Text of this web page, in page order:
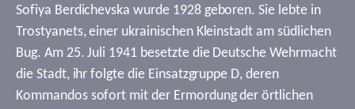
Sofiya Berdichevska wurde 1928 geboren. Sie lebte in
Trostyanets, einer ukrainischen Kleinstadt am südlichen
Bug. Am 25. Juli 1941 besetzte die Deutsche Wehrmacht
die Stadt, ihr folgte die Einsatzgruppe D, deren
Kommandos sofort mit der Ermordung der örtlichen